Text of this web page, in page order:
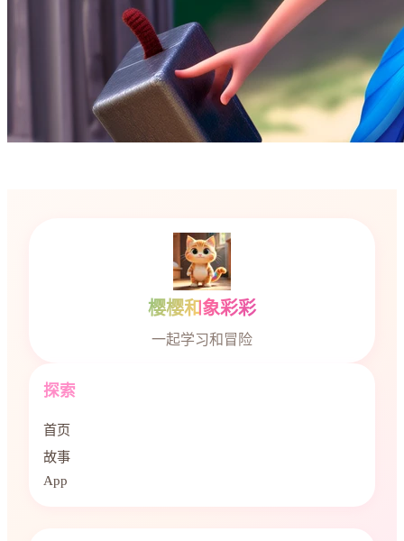
樱樱和象彩彩
一起学习和冒险
探索
首页
故事
App